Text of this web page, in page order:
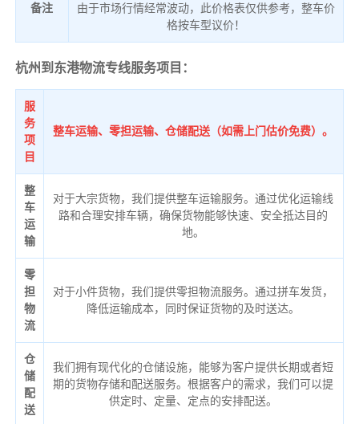
备注
由于市场行情经常波动，此价格表仅供参考，整车价
格按车型议价！
杭州到东港物流专线服务项目：
服
务
项
目
整车运输、零担运输、仓储配送（如需上门估价免费）。
整
车
运
输
对于大宗货物，我们提供整车运输服务。通过优化运输线
路和合理安排车辆，确保货物能够快速、安全抵达目的
地。
零
担
物
流
对于小件货物，我们提供零担物流服务。通过拼车发货，
降低运输成本，同时保证货物的及时送达。
仓
储
配
送
我们拥有现代化的仓储设施，能够为客户提供长期或者短
期的货物存储和配送服务。根据客户的需求，我们可以提
供定时、定量、定点的安排配送。